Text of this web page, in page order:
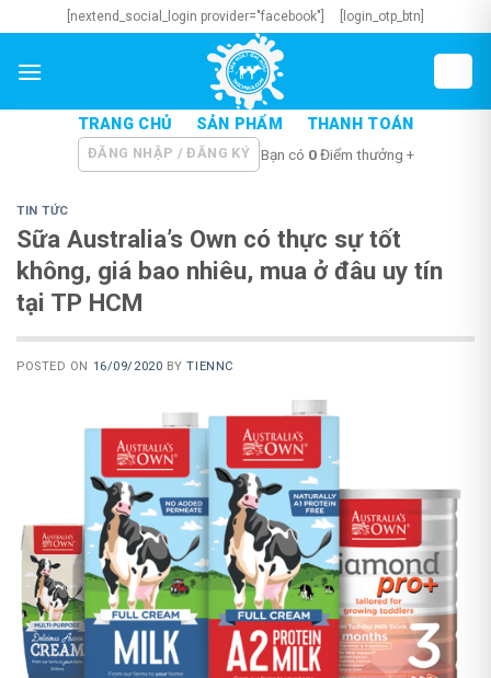
to
content
[nextend_social_login provider="facebook"] [login_otp_btn]
TRANG CHỦ SẢN PHẨM THANH TOÁN
ĐĂNG NHẬP / ĐĂNG KÝ Bạn có 0Điểm thưởng +
TIN TỨC
Sữa Australia’s Own có thực sự tốt
không, giá bao nhiêu, mua ở đâu uy tín
tại TP HCM
POSTED ON 16/09/2020 BYTIENNC